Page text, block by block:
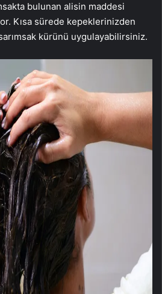
bulunan alisin maddesi
Kısa sürede kepeklerinizden
kürünü uygulayabilirsiniz.